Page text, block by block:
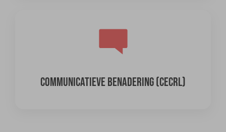
COMMUNICATIEVE BENADERING (CECRL)